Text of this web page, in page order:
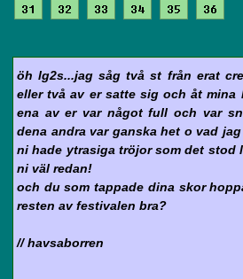
31
32 33 34 35 36
öh lg2s...jag såg två st från erat
eller två av er satte sig och åt mina
ena av er var något full och var
dena andra var ganska het o vad
ni hade ytrasiga tröjor som det stod
ni väl redan!
och du som tappade dina skor
resten av festivalen bra?
// havsaborren